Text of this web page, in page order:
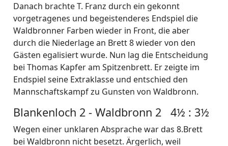
Danach brachte T. Franz durch ein gekonnt
vorgetragenes und begeistenderes Endspiel die
Waldbronner Farben wieder in Front, die aber
durch die Niederlage an Brett 8 wieder von den
Gästen egalisiert wurde. Nun lag die Entscheidung
bei Thomas Kapfer am Spitzenbrett. Er zeigte im
Endspiel seine Extraklasse und entschied den
Mannschaftskampf zu Gunsten von Waldbronn.
Blankenloch 2 - Waldbronn 2 4½ : 3½
Wegen einer unklaren Absprache war das 8.Brett
bei Waldbronn nicht besetzt. Ärgerlich, weil